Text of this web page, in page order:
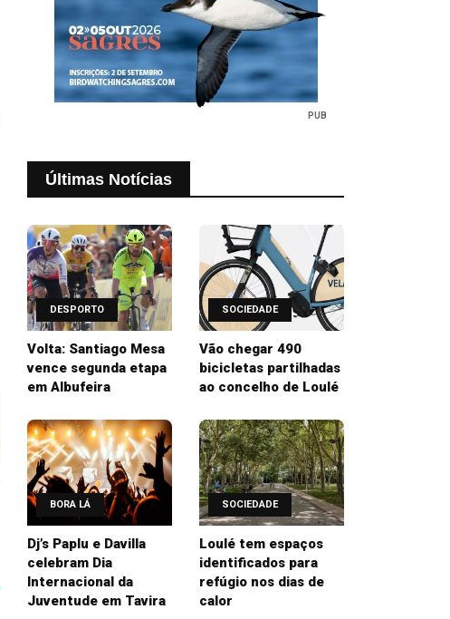
PUB
Últimas Notícias
DESPORTO
Volta: Santiago Mesa
vence segunda etapa
em Albufeira
SOCIEDADE
Vão chegar 490
bicicletas partilhadas
ao concelho de Loulé
BORA LÁ
Dj’s Paplu e Davilla
celebram Dia
Internacional da
Juventude em Tavira
SOCIEDADE
Loulé tem espaços
identificados para
refúgio nos dias de
calor